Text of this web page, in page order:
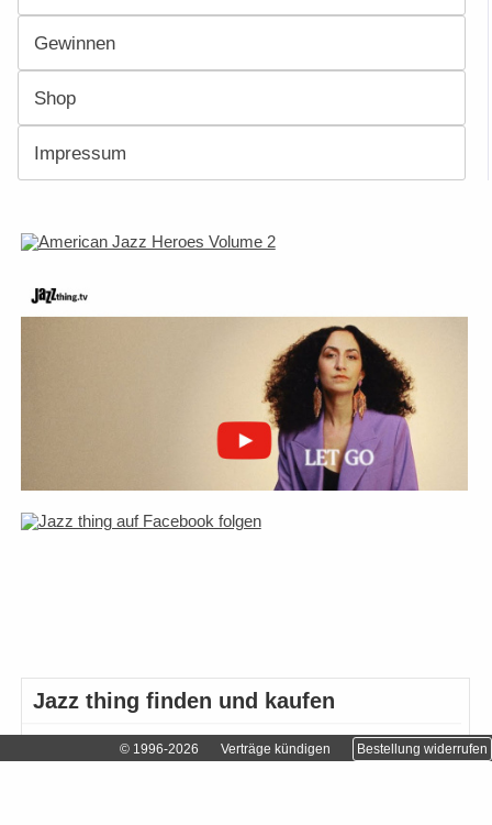
Gewinnen
Shop
Impressum
Jazz thing finden und kaufen
Abonnieren© 1996-2026 Verträge kündigen Bestellung widerrufen